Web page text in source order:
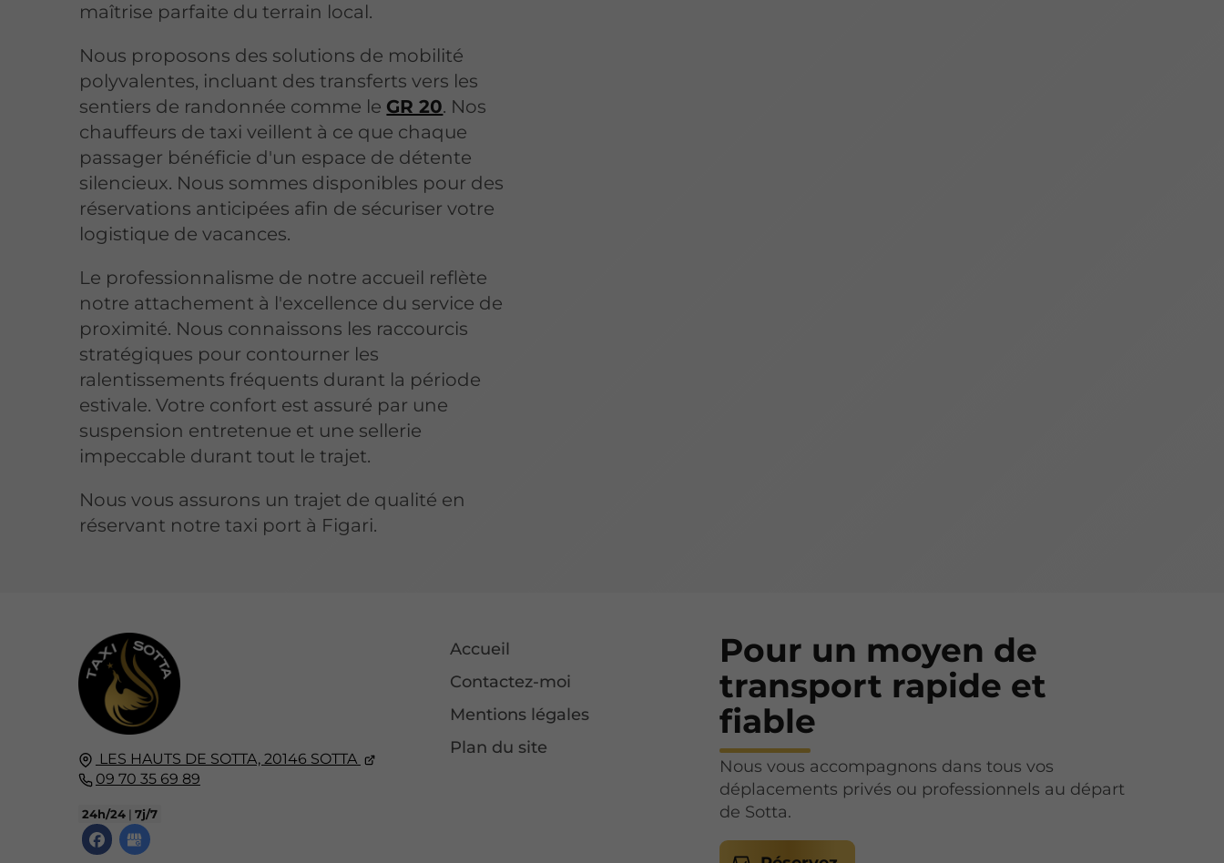
maîtrise parfaite du terrain local.
Nous proposons des solutions de mobilité
polyvalentes, incluant des transferts vers les
sentiers de randonnée comme le GR 20. Nos
chauffeurs de taxi veillent à ce que chaque
passager bénéficie d'un espace de détente
silencieux. Nous sommes disponibles pour des
réservations anticipées afin de sécuriser votre
logistique de vacances.
Le professionnalisme de notre accueil reflète
notre attachement à l'excellence du service de
proximité. Nous connaissons les raccourcis
stratégiques pour contourner les
ralentissements fréquents durant la période
estivale. Votre confort est assuré par une
suspension entretenue et une sellerie
impeccable durant tout le trajet.
Nous vous assurons un trajet de qualité en
réservant notre taxi port à Figari.
LES HAUTS DE SOTTA, 20146 SOTTA
09 70 35 69 89
24h/24| 7j/7
Accueil
Contactez-moi
Mentions légales
Plan du site
Pour un moyen de
transport rapide et
fiable
Nous vous accompagnons dans tous vos
déplacements privés ou professionnels au départ
de Sotta.